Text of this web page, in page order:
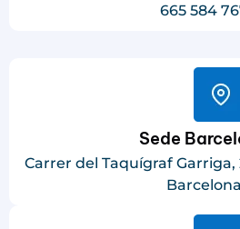
665 584
Sede
Carrer del Taquígraf Garriga,
Barcelona